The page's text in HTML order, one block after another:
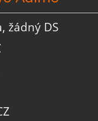
žádný DS